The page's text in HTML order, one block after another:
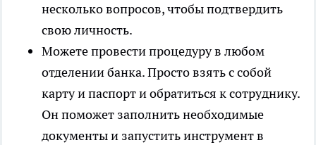
несколько вопросов, чтобы подтвердить
свою личность.
Можете провести процедуру в любом
отделении банка. Просто взять с собой
карту и паспорт и обратиться к сотруднику.
Он поможет заполнить необходимые
документы и запустить инструмент в